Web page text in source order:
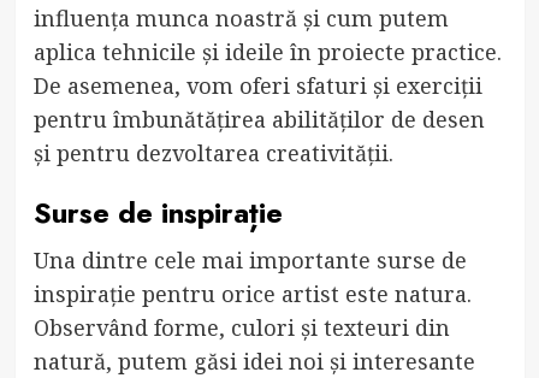
influența munca noastră și cum putem
aplica tehnicile și ideile în proiecte practice.
De asemenea, vom oferi sfaturi și exerciții
pentru îmbunătățirea abilităților de desen
și pentru dezvoltarea creativității.
Surse de inspirație
Una dintre cele mai importante surse de
inspirație pentru orice artist este natura.
Observând forme, culori și texteuri din
natură, putem găsi idei noi și interesante